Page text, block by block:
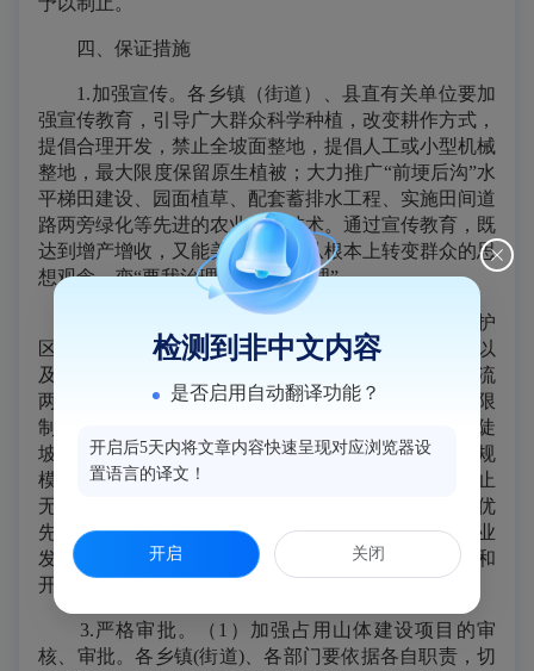
四、保证措施
1.加强宣传。各乡镇（街道）、县直有关单位要加
强宣传教育，引导广大群众科学种植，改变耕作方式，
提倡合理开发，禁止全坡面整地，提倡人工或小型机械
整地，最大限度保留原生植被；大力推广“前埂后沟”水
平梯田建设、园面植草、配套蓄排水工程、实施田间道
路两旁绿化等先进的农业耕作技术。通过宣传教育，既
达到增产增收，又能美化环境，从根本上转变群众的思
想观念，变“要我治理”为“我要治理”。
2.科学规划。禁止在风景名胜区、湿地自然保护
区、饮用水水源保护区、生态脆弱区、生态公益林区以
及国省道、高速公路、铁路和重点流域干流及一级支流
两岸一重山及其他保护范围内进行开发、利用；严格限
制25度以上陡坡地进行开垦种植农作物，在25度以上陡
坡地种植经济林的，应当科学选择树种，合理确定规
模，采取水土保持措施，防止造成水土流失；坚决制止
无序开发、毁林开垦。各乡镇（街道）要坚持保护优
先、绿色发展的理念，结合乡镇（街道）、村庄和产业
发展等规划，依据生态红线，科学合理进行山地保护和
开发利用。
3.严格审批。（1）加强占用山体建设项目的审
核、审批。各乡镇(街道)、各部门要依据各自职责，切
检测到非中文内容
是否启用自动翻译功能？
开启后5天内将文章内容快速呈现对应浏览器设
置语言的译文！
开启 关闭